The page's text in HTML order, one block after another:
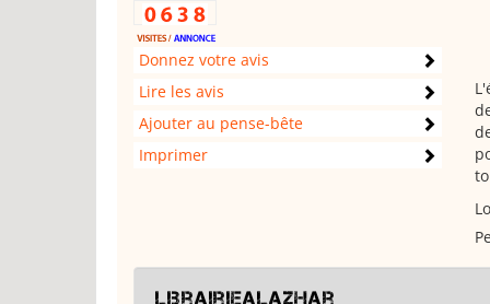
Donnez votre avis
Lire les avis
Ajouter au pense-bête
Imprimer
librairiealazhar